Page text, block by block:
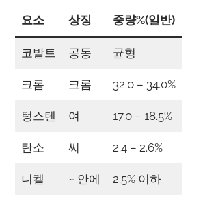
요소 상징 중량%(일반)
코발트 공동 균형
크롬 크롬 32.0 – 34.0%
텅스텐 여 17.0 – 18.5%
탄소 씨 2.4 – 2.6%
니켈 ~ 안에 2.5% 이하